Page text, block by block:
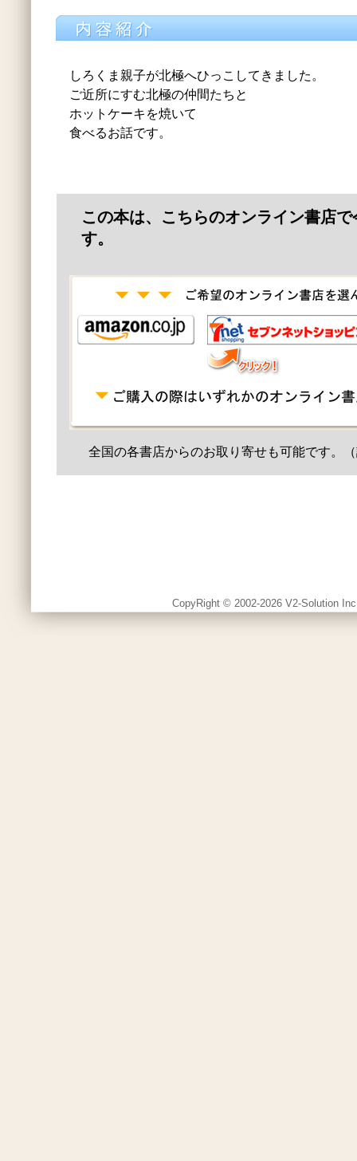
しろくま親子が北極へひっこしてきました。
ご近所にすむ北極の仲間たちと
ホットケーキを焼いて
食べるお話です。
この本は、こちらのオンライン書店
す。
全国の各書店からのお取り寄せも可能です。
CopyRight © 2002-2026 V2-Solution